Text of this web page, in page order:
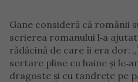
Gane consideră că românii
scrierea romanului l‑a
rădăcină de care îi era dor:
sertare pline cu haine și
dragoste și cu tandrețe pe